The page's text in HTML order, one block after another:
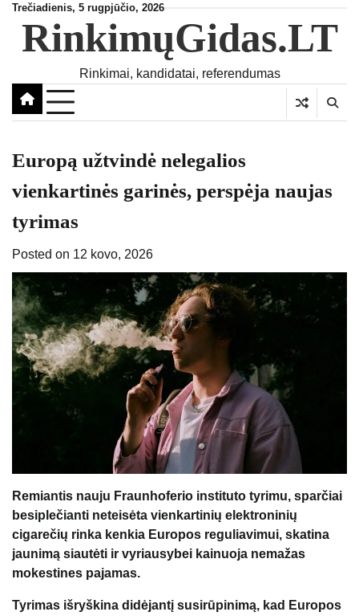
Skip
content
Trečiadienis, 5 rugpjūčio, 2026
RinkimųGidas.LT
Rinkimai, kandidatai, referendumas
Europą užtvindė nelegalios
vienkartinės garinės, perspėja naujas
tyrimas
Posted on 12 kovo, 2026
Remiantis nauju Fraunhoferio instituto tyrimu, sparčiai
besiplečianti neteisėta vienkartinių elektroninių
cigarečių rinka kenkia Europos reguliavimui, skatina
jaunimą siautėti ir vyriausybei kainuoja nemažas
mokestines pajamas.
Tyrimas išryškina didėjantį susirūpinimą, kad Europos